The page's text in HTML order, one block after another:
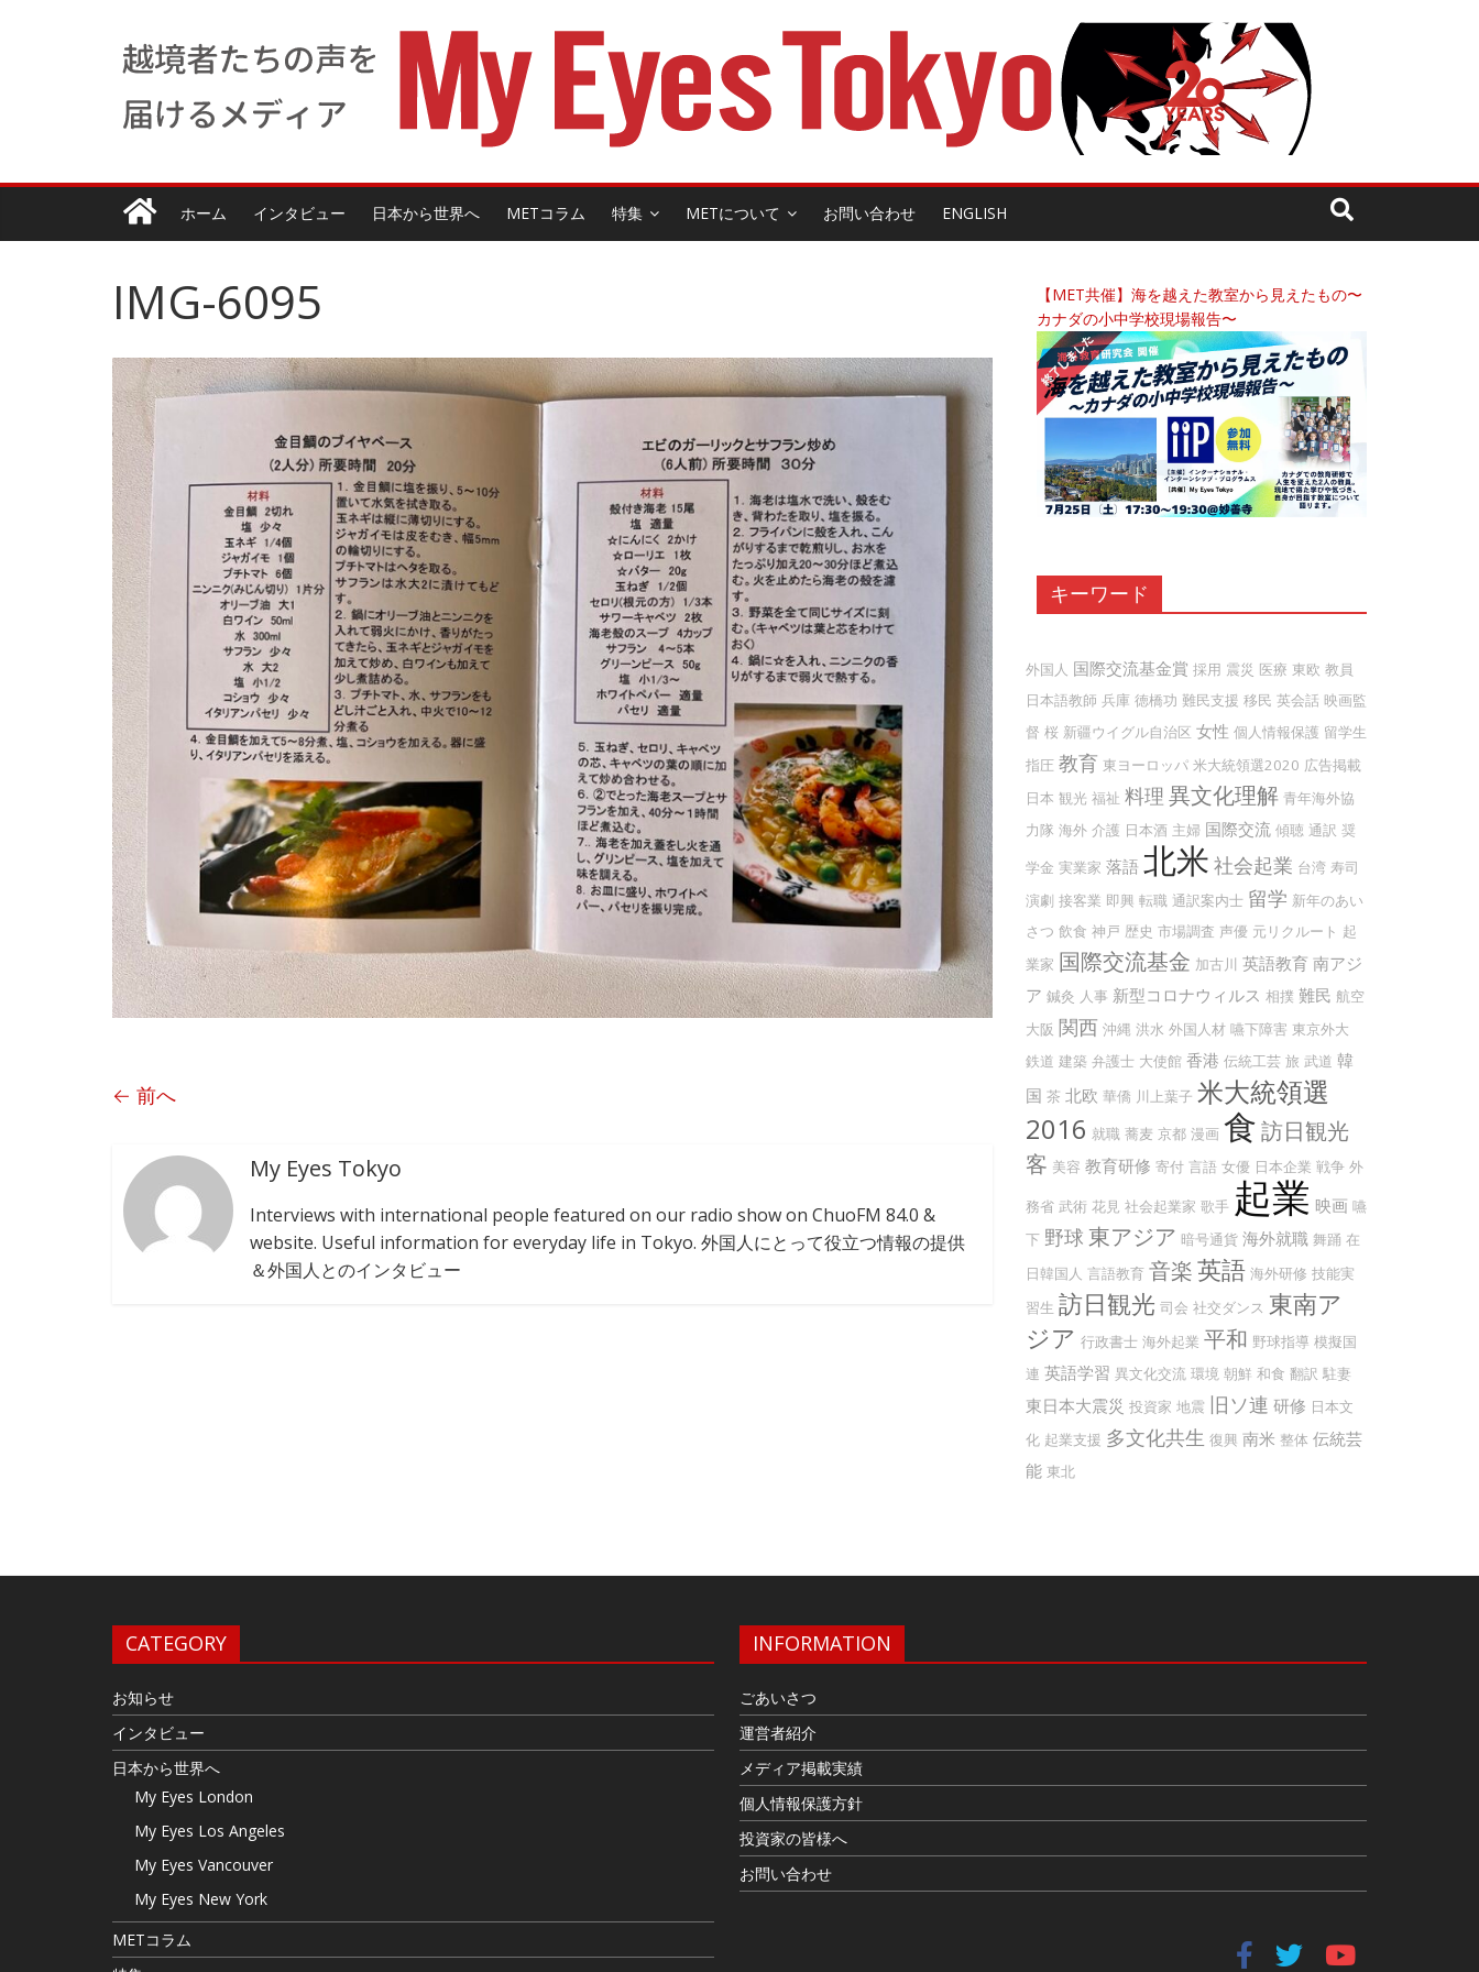
ホーム インタビュー 日本から世界へ METコラム 特集 METについて お問い合わせ ENGLISH
IMG-6095
← 前へ
My Eyes Tokyo
Interviews with international people featured on our radio show on ChuoFM 84.0 &
website. Useful information for everyday life in Tokyo. 外国人にとって役立つ情報の提供
＆外国人とのインタビュー
【MET共催】海を越えた教室から見えたもの〜
カナダの小中学校現場報告〜
キーワード
外国人 国際交流基金賞 採用 震災 医療 東欧 教員
日本語教師 兵庫 徳橋功 難民支援 移民 英会話 映画監
督 桜 新疆ウイグル自治区 女性 個人情報保護 留学生
指圧 教育 東ヨーロッパ 米大統領選2020 広告掲載
日本 観光 福祉 料理 異文化理解 青年海外協
力隊 海外 介護 日本酒 主婦 国際交流 傾聴 通訳 奨
学金 実業家 落語 北米 社会起業 台湾 寿司
演劇 接客業 即興 転職 通訳案内士 留学 新年のあい
さつ 飲食 神戸 歴史 市場調査 声優 元リクルート 起
業家 国際交流基金 加古川 英語教育 南アジ
ア 鍼灸 人事 新型コロナウィルス 相撲 難民 航空
大阪 関西 沖縄 洪水 外国人材 嚥下障害 東京外大
鉄道 建築 弁護士 大使館 香港 伝統工芸 旅 武道 韓
国 茶 北欧 華僑 川上葉子 米大統領選
2016 就職 蕎麦 京都 漫画 食訪日観光
客 美容 教育研修 寄付 言語 女優 日本企業 戦争 外
務省 武術 花見 社会起業家 歌手 起業 映画 嚥
下 野球 東アジア 暗号通貨 海外就職 舞踊 在
日韓国人 言語教育 音楽英語 海外研修 技能実
習生 訪日観光 司会 社交ダンス 東南ア
ジア 行政書士 海外起業 平和 野球指導 模擬国
連 英語学習 異文化交流 環境 朝鮮 和食 翻訳 駐妻
東日本大震災 投資家 地震 旧ソ連 研修 日本文
化 起業支援 多文化共生 復興 南米 整体 伝統芸
能 東北
CATEGORY
お知らせ
インタビュー
日本から世界へ
My Eyes London
My Eyes Los Angeles
My Eyes Vancouver
My Eyes New York
METコラム
INFORMATION
ごあいさつ
運営者紹介
メディア掲載実績
個人情報保護方針
投資家の皆様へ
お問い合わせ